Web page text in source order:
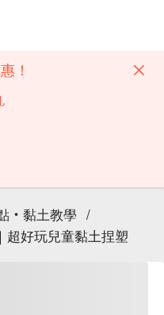
！
‧黏土教學 /
超好玩兒童黏土捏塑